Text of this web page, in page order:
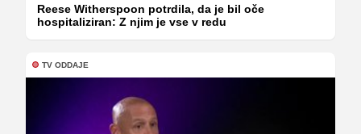
Reese Witherspoon potrdila, da je bil oče
hospitaliziran: Z njim je vse v redu
TV ODDAJE